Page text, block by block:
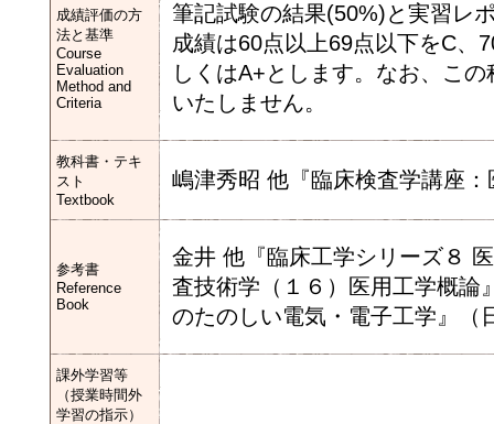
成績評価の方
法と基準
Course
Evaluation
Method and
Criteria
筆記試験の結果(50%)と実習レ
成績は60点以上69点以下をC、
しくはA+とします。なお、こ
いたしません。
教科書・テキ
スト
Textbook
嶋津秀昭 他『臨床検査学講座
参考書
Reference
Book
金井 他『臨床工学シリーズ８
査技術学（１６）医用工学概論
のたのしい電気・電子工学』（
課外学習等
（授業時間外
学習の指示）